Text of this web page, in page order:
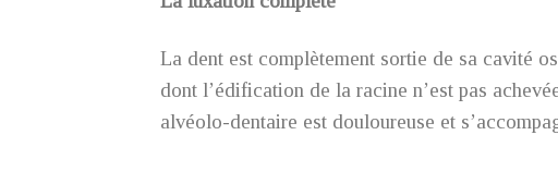
La dent est complètement sortie de sa cavité
dont l’édification de la racine n’est pas
alvéolo-dentaire est douloureuse et